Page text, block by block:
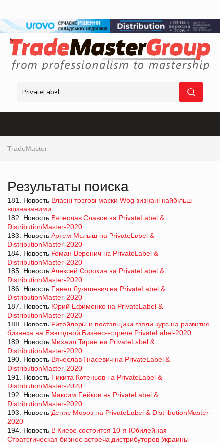
TradeMaster
Результаты поиска
181. Новость Власні торгові марки Wog визнані найбільш
впізнаваними
182. Новость Вячеслав Славов на PrivateLabel &
DistributionMaster-2020
183. Новость Артем Малыш на PrivateLabel &
DistributionMaster-2020
184. Новость Роман Веренич на PrivateLabel &
DistributionMaster-2020
185. Новость Алексей Сорокин на PrivateLabel &
DistributionMaster-2020
186. Новость Павел Лукашевич на PrivateLabel &
DistributionMaster-2020
187. Новость Юрий Ефименко на PrivateLabel &
DistributionMaster-2020
188. Новость Ритейлеры и поставщики взяли курс на развитие
бизнеса на Ежегодной Бизнес-встрече PrivateLabel-2020
189. Новость Михаил Таран на PrivateLabel &
DistributionMaster-2020
190. Новость Вячеслав Гнасевич на PrivateLabel &
DistributionMaster-2020
191. Новость Никита Котеньов на PrivateLabel &
DistributionMaster-2020
192. Новость Максим Пейков на PrivateLabel &
DistributionMaster-2020
193. Новость Денис Мороз на PrivateLabel & DistributionMaster-
2020
194. Новость В Киеве состоится 10-я Юбилейная
Стратегическая бизнес-встреча дистрибуторов Украины